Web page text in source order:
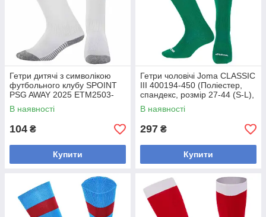
Гетри дитячі з символікою
футбольного клубу SPOINT
PSG AWAY 2025 ETM2503-
PSG2 (розмір 32-39, білий)
В наявності
104 ₴
Купити
Гетри чоловічі Joma CLASSIC
III 400194-450 (Поліестер,
спандекс, розмір 27-44 (S-L),
зелений)
В наявності
297 ₴
Купити